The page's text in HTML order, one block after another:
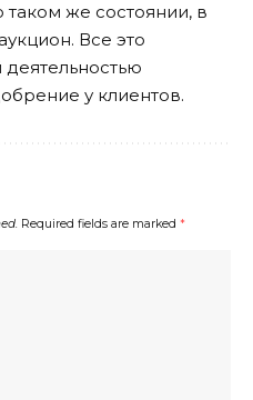
таком же состоянии, в
Все это
у клиентов.
Required fields are marked *